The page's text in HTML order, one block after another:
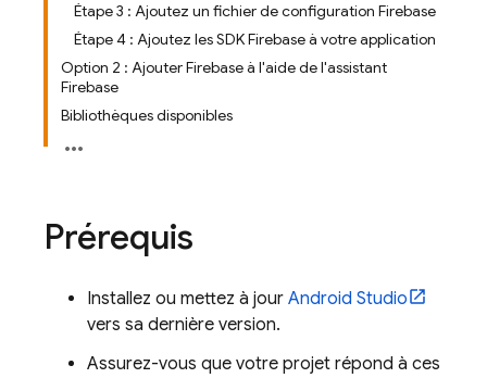
Étape 3 : Ajoutez un fichier de configuration Firebase
Étape 4 : Ajoutez les SDK Firebase à votre application
Option 2 : Ajouter Firebase à l'aide de l'assistant
Firebase
Bibliothèques disponibles
Prérequis
Installez ou mettez à jour Android Studio
vers sa dernière version.
Assurez-vous que votre projet répond à ces